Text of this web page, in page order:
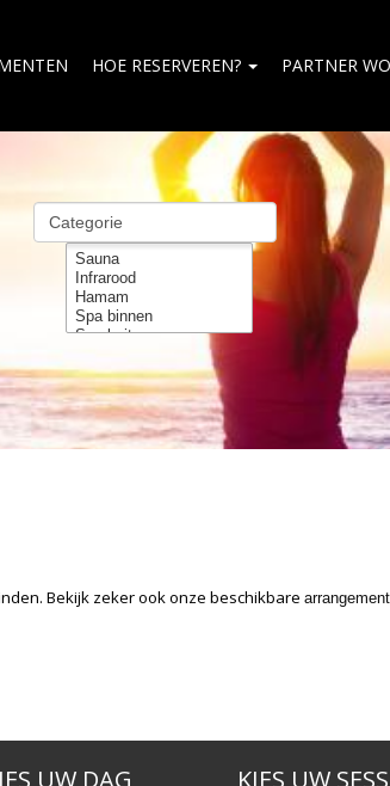
HOE RESERVEREN? PARTNER
Bekijk zeker ook onze beschikbare
UW DAG KIES UW